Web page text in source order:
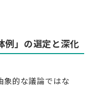
例」の選定と深化
的な議論ではな